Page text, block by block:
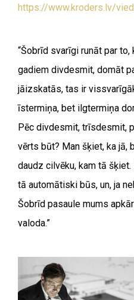
https://www.kroders.lv/
“Šobrīd svarīgi runāt par
gadiem divdesmit, domāt
jāizskatās, tas ir
īstermiņa, bet ilgtermiņa
Pēc divdesmit, trīsdesmit,
vērts būt? Man šķiet, ka jā,
daudz cilvēku, kam tā
tā automātiski būs, un, ja
Šobrīd pasaule mums
valoda.”